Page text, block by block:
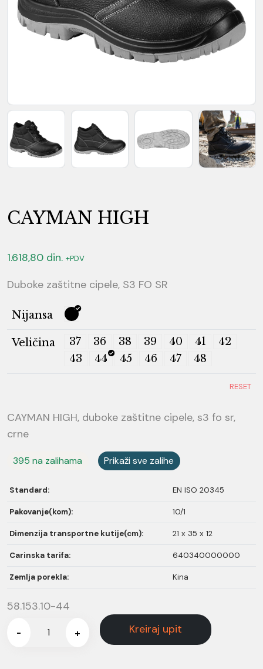
CAYMAN HIGH
1.618,80 din. +PDV
Duboke zaštitne cipele, S3 FO SR
Nijansa
Veličina 37 36 38 39 40 41
42
43
44 45 46 47 48
RESET
CAYMAN HIGH, duboke zaštitne cipele, s3 fo sr,
crne
395 na zalihama Prikaži sve zalihe
Standard: EN ISO 20345
Pakovanje(kom): 10/1
Dimenzija transportne kutije(cm): 21 x 35 x 12
Carinska tarifa: 640340000000
Zemlja porekla: Kina
58.153.10-44
- + Kreiraj upit